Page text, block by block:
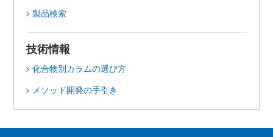
製品検索
技術情報
化合物別カラムの選び方
メソッド開発の手引き